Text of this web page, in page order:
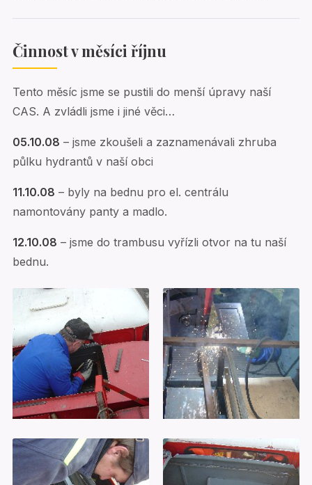
Činnost v měsíci říjnu
Tento měsíc jsme se pustili do menší úpravy naší
CAS. A zvládli jsme i jiné věci…
05.10.08 – jsme zkoušeli a zaznamenávali zhruba
půlku hydrantů v naší obci
11.10.08 – byly na bednu pro el. centrálu
namontovány panty a madlo.
12.10.08 – jsme do trambusu vyřízli otvor na tu naší
bednu.